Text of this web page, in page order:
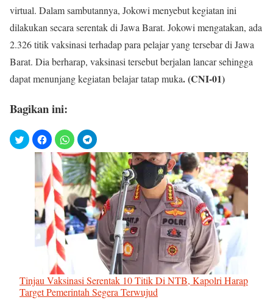
virtual. Dalam sambutannya, Jokowi menyebut kegiatan ini
dilakukan secara serentak di Jawa Barat. Jokowi mengatakan, ada
2.326 titik vaksinasi terhadap para pelajar yang tersebar di Jawa
Barat. Dia berharap, vaksinasi tersebut berjalan lancar sehingga
dapat menunjang kegiatan belajar tatap muka. (CNI-01)
Bagikan ini:
Tinjau Vaksinasi Serentak 10 Titik Di NTB, Kapolri Harap
Target Pemerintah Segera Terwujud